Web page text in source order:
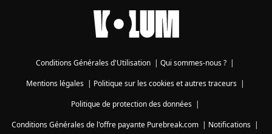
Conditions Générales d'Utilisation | Qui sommes-nous ? |
Mentions légales| Politique sur les cookies et autres traceurs|
Politique de protection des données|
Conditions Générales de l'offre payante Purebreak.com | Notifications |